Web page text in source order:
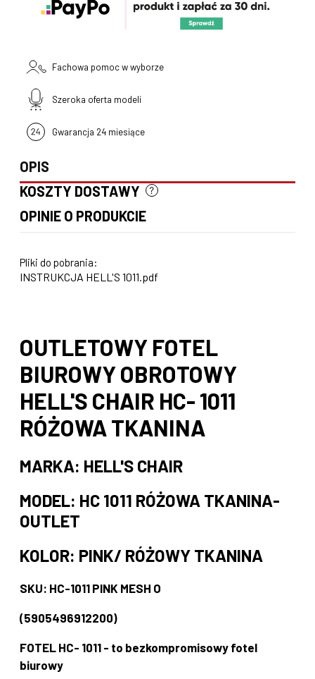
Fachowa pomoc w wyborze
Szeroka oferta modeli
Gwarancja 24 miesiące
OPIS
KOSZTY DOSTAWY
OPINIE O PRODUKCIE
Pliki do pobrania:
INSTRUKCJA HELL'S 1011.pdf
OUTLETOWY FOTEL
BIUROWY OBROTOWY
HELL'S CHAIR HC- 1011
RÓŻOWA TKANINA
MARKA: HELL'S CHAIR
MODEL: HC 1011 RÓŻOWA TKANINA-
OUTLET
KOLOR: PINK/ RÓŻOWY TKANINA
SKU: HC-1011 PINK MESH O
(5905496912200)
FOTEL HC- 1011 - to bezkompromisowy fotel
biurowy